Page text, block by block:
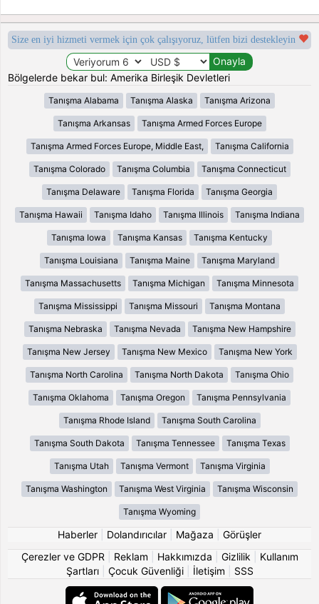
Size en iyi hizmeti vermek için çok çalışıyoruz, lütfen bizi destekleyin
Bölgelerde bekar bul: Amerika Birleşik Devletleri
Tanışma Alabama Tanışma Alaska Tanışma Arizona
Tanışma Arkansas Tanışma Armed Forces Europe
Tanışma Armed Forces Europe, Middle East, Tanışma California
Tanışma Colorado Tanışma Columbia Tanışma Connecticut
Tanışma Delaware Tanışma Florida Tanışma Georgia
Tanışma Hawaii Tanışma Idaho Tanışma Illinois Tanışma Indiana
Tanışma Iowa Tanışma Kansas Tanışma Kentucky
Tanışma Louisiana Tanışma Maine Tanışma Maryland
Tanışma Massachusetts Tanışma Michigan Tanışma Minnesota
Tanışma Mississippi Tanışma Missouri Tanışma Montana
Tanışma Nebraska Tanışma Nevada Tanışma New Hampshire
Tanışma New Jersey Tanışma New Mexico Tanışma New York
Tanışma North Carolina Tanışma North Dakota Tanışma Ohio
Tanışma Oklahoma Tanışma Oregon Tanışma Pennsylvania
Tanışma Rhode Island Tanışma South Carolina
Tanışma South Dakota Tanışma Tennessee Tanışma Texas
Tanışma Utah Tanışma Vermont Tanışma Virginia
Tanışma Washington Tanışma West Virginia Tanışma Wisconsin
Tanışma Wyoming
Haberler Dolandırıcılar Mağaza
Görüşler
Çerezler ve GDPR
Reklam Hakkımızda Gizlilik
Kullanım
Şartları| Çocuk Güvenliği| İletişim SSS